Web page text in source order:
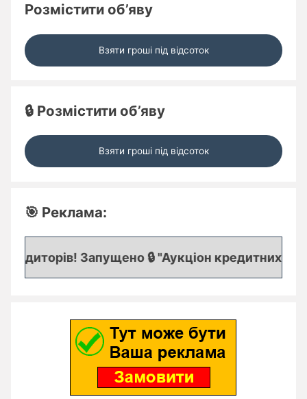
Розмістити об’яву
Взяти гроші під відсоток
🔒 Розмістити об’яву
Взяти гроші під відсоток
🎯 Реклама:
Запущено 🔒 "Аукціон кредитних